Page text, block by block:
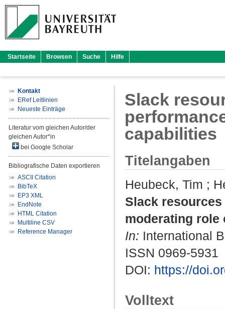
Startseite Browsen Suche Hilfe
Kontakt
ERef Leitlinien
Neueste Einträge
Literatur vom gleichen Autor/der
gleichen Autor*in
bei Google Scholar
Bibliografische Daten exportieren
ASCII Citation
BibTeX
EP3 XML
EndNote
HTML Citation
Multiline CSV
Reference Manager
Slack
capabilities
Titelangaben
Heubeck, Tim ;
Slack
moderating role
In: International
ISSN 0969-5931
DOI: https://
Volltext